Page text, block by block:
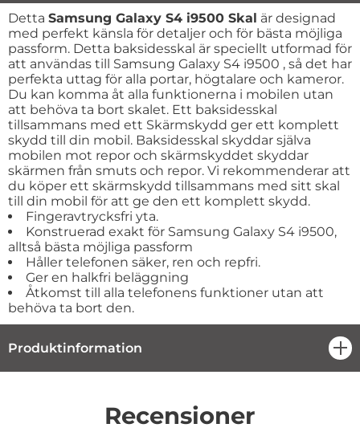
Produktbeskrivning
Detta Samsung Galaxy S4 i9500 Skal är designad
med perfekt känsla för detaljer och för bästa möjliga
passform. Detta baksidesskal är speciellt utformad för
att användas till Samsung Galaxy S4 i9500 , så det har
perfekta uttag för alla portar, högtalare och kameror.
Du kan komma åt alla funktionerna i mobilen utan
att behöva ta bort skalet. Ett baksidesskal
tillsammans med ett Skärmskydd ger ett komplett
skydd till din mobil. Baksidesskal skyddar själva
mobilen mot repor och skärmskyddet skyddar
skärmen från smuts och repor. Vi rekommenderar att
du köper ett skärmskydd tillsammans med sitt skal
till din mobil för att ge den ett komplett skydd.
Fingeravtrycksfri yta.
Konstruerad exakt för Samsung Galaxy S4 i9500,
alltså bästa möjliga passform
Håller telefonen säker, ren och repfri.
Ger en halkfri beläggning
Åtkomst till alla telefonens funktioner utan att
behöva ta bort den.
Produktinformation
Recensioner